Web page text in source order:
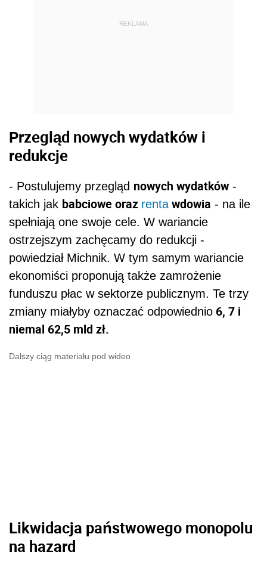
REKLAMA
Przegląd nowych wydatków i
redukcje
- Postulujemy przegląd nowych wydatków -
takich jak babciowe oraz rentawdowia - na ile
spełniają one swoje cele. W wariancie
ostrzejszym zachęcamy do redukcji -
powiedział Michnik. W tym samym wariancie
ekonomiści proponują także zamrożenie
funduszu płac w sektorze publicznym. Te trzy
zmiany miałyby oznaczać odpowiednio 6, 7 i
niemal 62,5 mld zł.
Dalszy ciąg materiału pod wideo
Likwidacja państwowego monopolu
na hazard